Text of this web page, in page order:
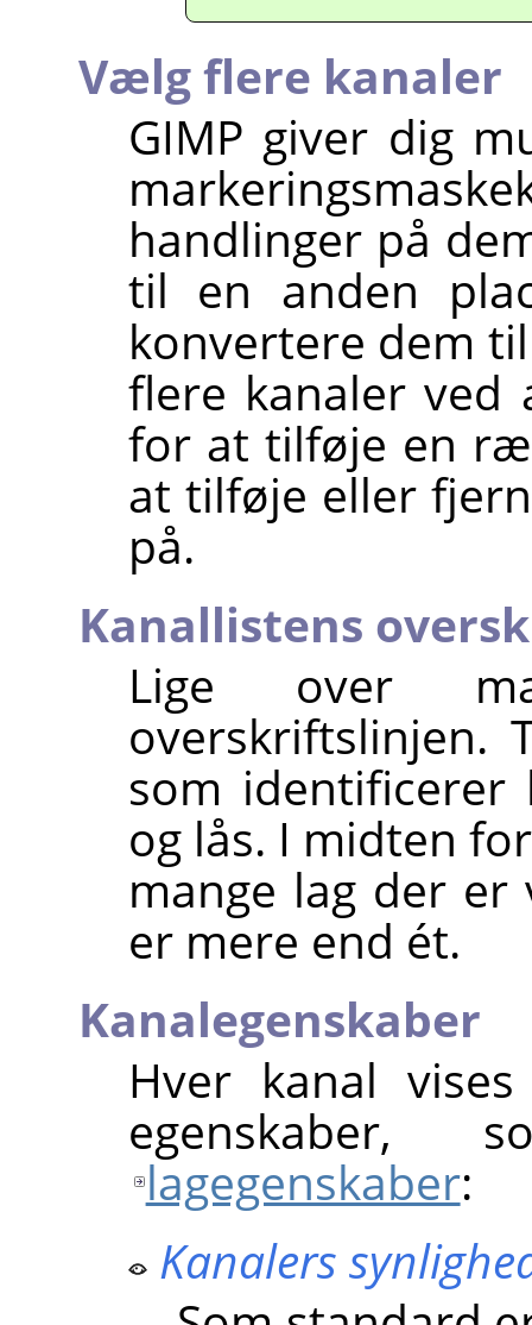
Vælg flere kanaler
GIMP giver dig
handlinger på
til en anden
konvertere dem
flere kanaler
for at tilføje en
at tilføje eller
på.
Kanallistens
Lige over
overskriftslinjen.
som identificerer
og lås. I midten
mange lag der
er mere end ét.
Kanalegenskaber
Hver kanal
lagegenskaber:
Kanalers